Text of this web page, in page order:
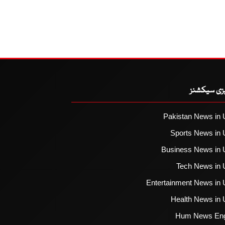
سیکشنز
Pakistan News in
Sports News in
Business News in
Tech News in
Entertainment News in
Health News in
Hum News